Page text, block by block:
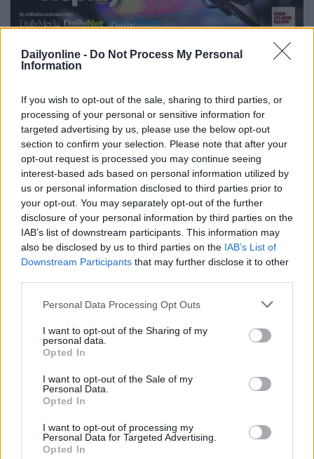
Dailyonline - Do Not Process My Personal
Information
If you wish to opt-out of the sale, sharing to third parties, or
processing of your personal or sensitive information for
targeted advertising by us, please use the below opt-out
section to confirm your selection. Please note that after your
opt-out request is processed you may continue seeing
interest-based ads based on personal information utilized by
us or personal information disclosed to third parties prior to
your opt-out. You may separately opt-out of the further
disclosure of your personal information by third parties on the
IAB’s list of downstream participants. This information may
also be disclosed by us to third parties on the IAB’s List of
Downstream Participants that may further disclose it to other
Personal Data Processing Opt Outs
I want to opt-out of the Sharing of my
personal data.
Opted In
I want to opt-out of the Sale of my
Personal Data.
Opted In
I want to opt-out of processing my
Personal Data for Targeted Advertising.
Opted In
PUNTATA
Redazione
racconta come trasformare i contenuti in vero
business
PUNTATA
Il welfare aziendale diventa fintech: semplice,
accessibile, universale. Ne parliamo con Giorgio
Seveso, CEO e co-founder di Tundr